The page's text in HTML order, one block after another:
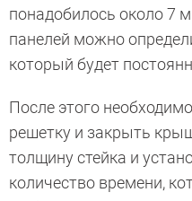
понадобилось около 7
панелей можно
который будет
После этого
решетку и закрыть
толщину стейка и
количество времени,